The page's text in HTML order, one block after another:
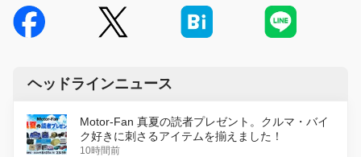
ヘッドラインニュース
Motor-Fan 真夏の読者プレゼント。クルマ・バイ
ク好きに刺さるアイテムを揃えました！
10時間前